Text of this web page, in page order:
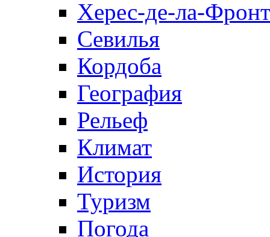
Херес-де-ла-
Севилья
Кордоба
География
Рельеф
Климат
История
Туризм
Погода